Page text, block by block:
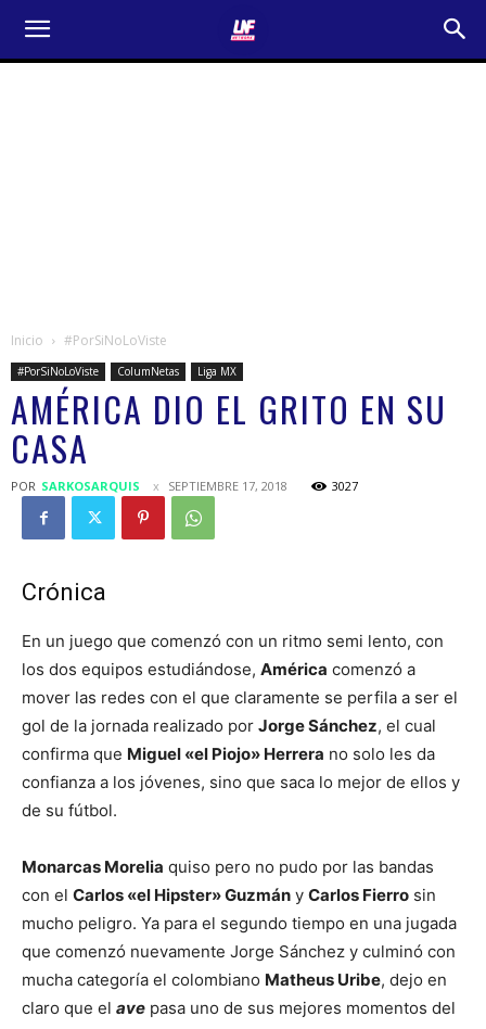
Inicio #PorSiNoLoViste
#PorSiNoLoViste ColumNetas Liga MX
AMÉRICA DIO EL GRITO EN SU
CASA
POR SARKOSARQUIS SEPTIEMBRE 17, 2018 3027
Crónica
En un juego que comenzó con un ritmo semi lento, con
los dos equipos estudiándose, América comenzó a
mover las redes con el que claramente se perfila a ser el
gol de la jornada realizado por Jorge Sánchez, el cual
confirma que Miguel «el Piojo» Herrera no solo les da
confianza a los jóvenes, sino que saca lo mejor de ellos y
de su fútbol.
Monarcas Morelia quiso pero no pudo por las bandas
con el Carlos «el Hipster» Guzmán y Carlos Fierro sin
mucho peligro. Ya para el segundo tiempo en una jugada
que comenzó nuevamente Jorge Sánchez y culminó con
mucha categoría el colombiano Matheus Uribe, dejo en
claro que el ave pasa uno de sus mejores momentos del